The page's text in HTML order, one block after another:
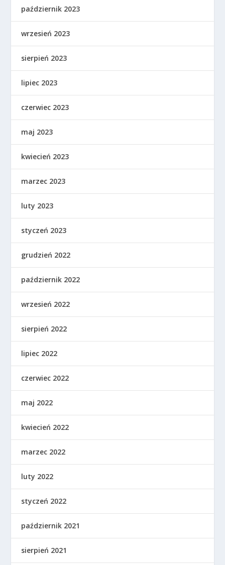
październik 2023
wrzesień 2023
sierpień 2023
lipiec 2023
czerwiec 2023
maj 2023
kwiecień 2023
marzec 2023
luty 2023
styczeń 2023
grudzień 2022
październik 2022
wrzesień 2022
sierpień 2022
lipiec 2022
czerwiec 2022
maj 2022
kwiecień 2022
marzec 2022
luty 2022
styczeń 2022
październik 2021
sierpień 2021